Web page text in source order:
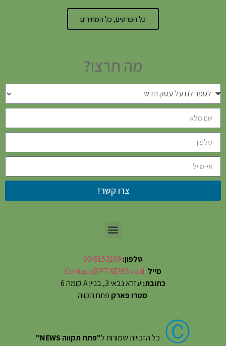
כל הפרטים, כל המחירים
מה תרצו?
צרו קשר!
טלפון: 03-9153169
מייל:
Contact@PTNEWS.co.il
כתובת: עזרא גבאי 3, בניין A קומה 6
מטרו פארק פתח תקווה
Ⓒ כל הזכויות שמורות ל"פתח תקווה NEWS"